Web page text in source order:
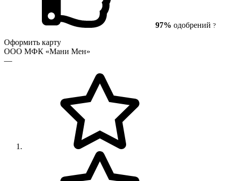
97% одобрений ?
Оформить карту
ООО МФК «Мани Мен»
—